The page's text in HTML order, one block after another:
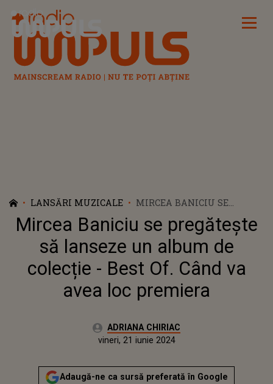
Radio Impuls
LANSĂRI MUZICALE
MIRCEA BANICIU SE
PREGĂTEȘTE SĂ LANSEZE
UN ALBUM DE COLECȚIE -
BEST OF. CÂND VA AVEA LOC
PREMIERA
Mircea Baniciu se pregătește
să lanseze un album de
colecție - Best Of. Când va
avea loc premiera
Autor:ADRIANA CHIRIAC
Actualizat:
vineri, 21 iunie 2024
Adaugă-ne ca sursă preferată în Google